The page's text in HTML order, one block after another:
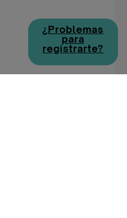
¿Problemas
para
registrarte?